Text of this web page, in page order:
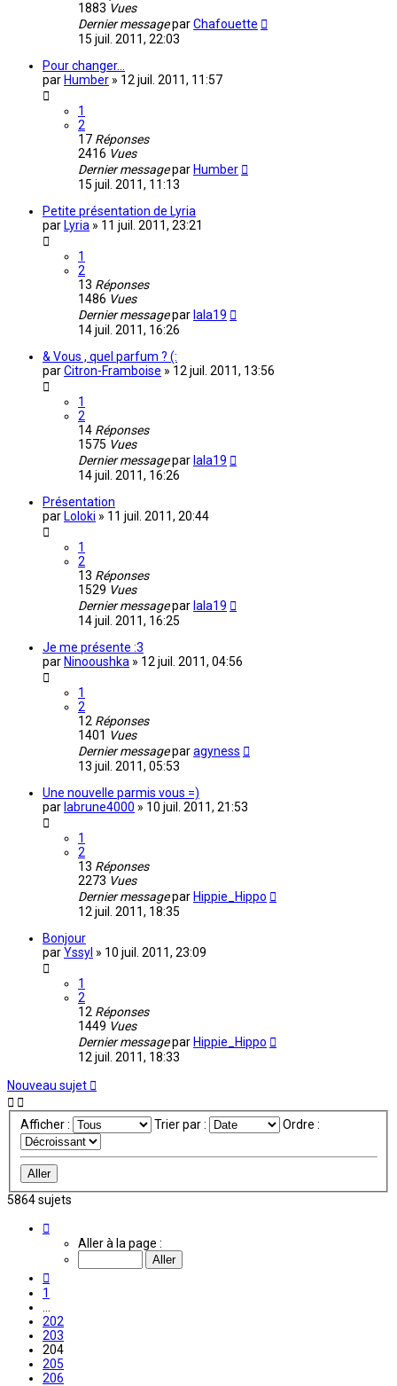
1883 Vues
Dernier messageparChafouette
15 juil. 2011, 22:03
Pour changer...
par Humber » 12 juil. 2011, 11:57
1
2
17 Réponses
2416 Vues
Dernier messagepar Humber
15 juil. 2011, 11:13
Petite présentation de Lyria
par Lyria » 11 juil. 2011, 23:21
1
2
13 Réponses
1486 Vues
Dernier messagepar lala19
14 juil. 2011, 16:26
& Vous , quel parfum ? (:
parCitron-Framboise » 12 juil. 2011, 13:56
1
2
14 Réponses
1575 Vues
Dernier messagepar lala19
14 juil. 2011, 16:26
Présentation
par Loloki » 11 juil. 2011, 20:44
1
2
13 Réponses
1529 Vues
Dernier messagepar lala19
14 juil. 2011, 16:25
Je me présente :3
par Ninooushka » 12 juil. 2011, 04:56
1
2
12 Réponses
1401 Vues
Dernier messageparagyness
13 juil. 2011, 05:53
Une nouvelle parmis vous =)
par labrune4000 » 10 juil. 2011, 21:53
1
2
13 Réponses
2273 Vues
Dernier messagepar Hippie_Hippo
12 juil. 2011, 18:35
Bonjour
parYssyl » 10 juil. 2011, 23:09
1
2
12 Réponses
1449 Vues
Dernier messagepar Hippie_Hippo
12 juil. 2011, 18:33
Nouveau sujet
Afficher : Trier par : Ordre :
5864 sujets
204
Aller à la page :
1
202
203
204
205
206